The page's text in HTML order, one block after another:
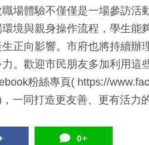
場體驗不僅僅是一場參訪活
境與親身操作流程，學生能
正向影響。市府也將持續辦
。歡迎市民朋友多加利用這
粉絲專頁( https://
一同打造更友善、更有活力
0+